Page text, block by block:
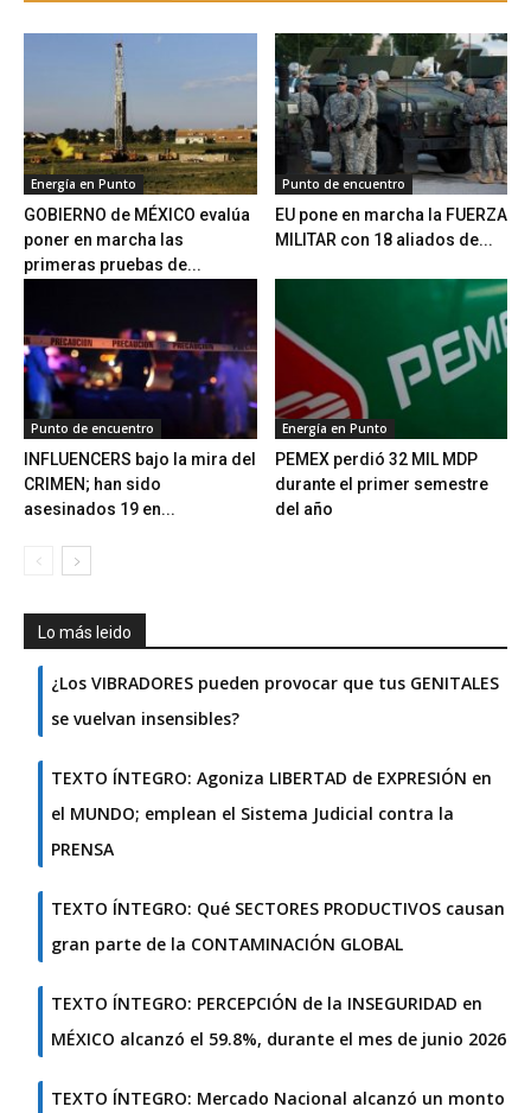
Energía en Punto
GOBIERNO de MÉXICO evalúa
poner en marcha las
primeras pruebas de...
Punto de encuentro
EU pone en marcha la FUERZA
MILITAR con 18 aliados de...
Punto de encuentro
INFLUENCERS bajo la mira del
CRIMEN; han sido
asesinados 19 en...
Energía en Punto
PEMEX perdió 32 MIL MDP
durante el primer semestre
del año
Lo más leido
¿Los VIBRADORES pueden provocar que tus GENITALES
se vuelvan insensibles?
TEXTO ÍNTEGRO: Agoniza LIBERTAD de EXPRESIÓN en
el MUNDO; emplean el Sistema Judicial contra la
PRENSA
TEXTO ÍNTEGRO: Qué SECTORES PRODUCTIVOS causan
gran parte de la CONTAMINACIÓN GLOBAL
TEXTO ÍNTEGRO: PERCEPCIÓN de la INSEGURIDAD en
MÉXICO alcanzó el 59.8%, durante el mes de junio 2026
TEXTO ÍNTEGRO: Mercado Nacional alcanzó un monto